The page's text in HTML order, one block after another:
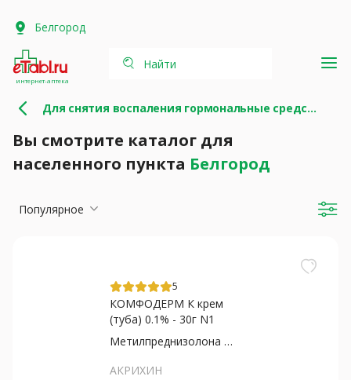
Белгород
интернет-аптека
Найти
Для снятия воспаления гормональные средства
Вы смотрите каталог для
населенного пункта Белгород
Популярное
5
КОМФОДЕРМ К крем
(туба) 0.1% - 30г N1
Метилпреднизолона ацепонат
АКРИХИН